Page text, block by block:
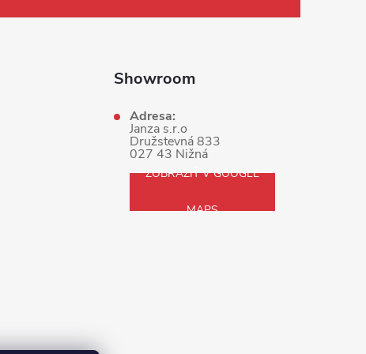
Showroom
Adresa:
Janza s.r.o
Družstevná 833
027 43 Nižná
ZOBRAZIŤ V GOOGLE
MAPS